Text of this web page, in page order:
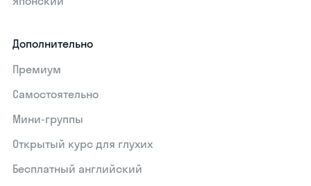
Дополнительно
Премиум
Самостоятельно
Мини-группы
Открытый курс для глухих
Бесплатный английский